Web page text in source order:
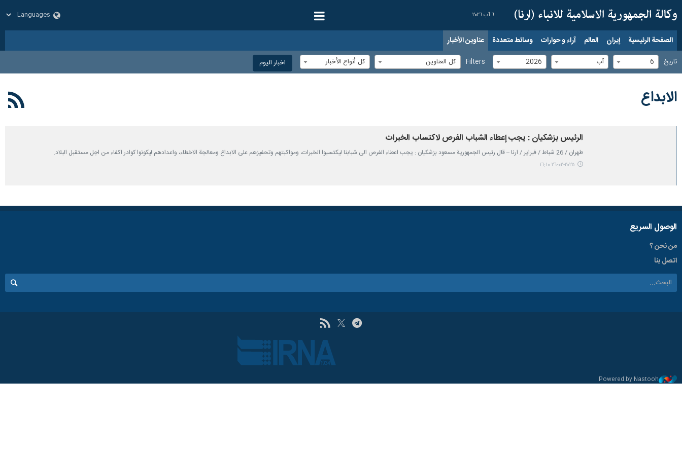
٦ آب ٢٠٢٦
الصفحة الرئيسية إيران العالم آراء و حوارات وسائط متعددة عناوين الأخبار
تاریخ 6 آب 2026
Filters كل العناوين كل أنواع الأخبار اخبار الیوم
الابداع
الرئيس بزشكيان : يجب إعطاء الشباب الفرص لاكتساب الخبرات
طهران / 26 شباط / فبراير / ارنا – قال رئيس الجمهورية مسعود بزشكيان : يجب اعطاء الفرص الى شبابنا ليكتسبوا الخبرات، ومواكبتهم وتحفيزهم على الابداع ومعالجة الاخطاء، واعدادهم ليكونوا كوادر اكفاء من اجل مستقبل البلاد.
٢٠٢٥-٠٢-٢٦ ١٦:١٠
الوصول السریع
من نحن ؟
اتصل بنا
Powered by Nastooh